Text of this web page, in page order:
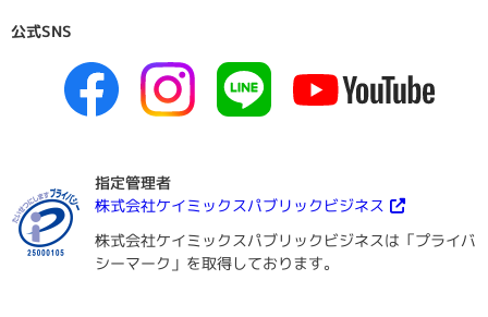
公式SNS
指定管理者
株式会社ケイミックスパブリックビジネス
株式会社ケイミックスパブリックビジネスは「プライバ
シーマーク」を取得しております。